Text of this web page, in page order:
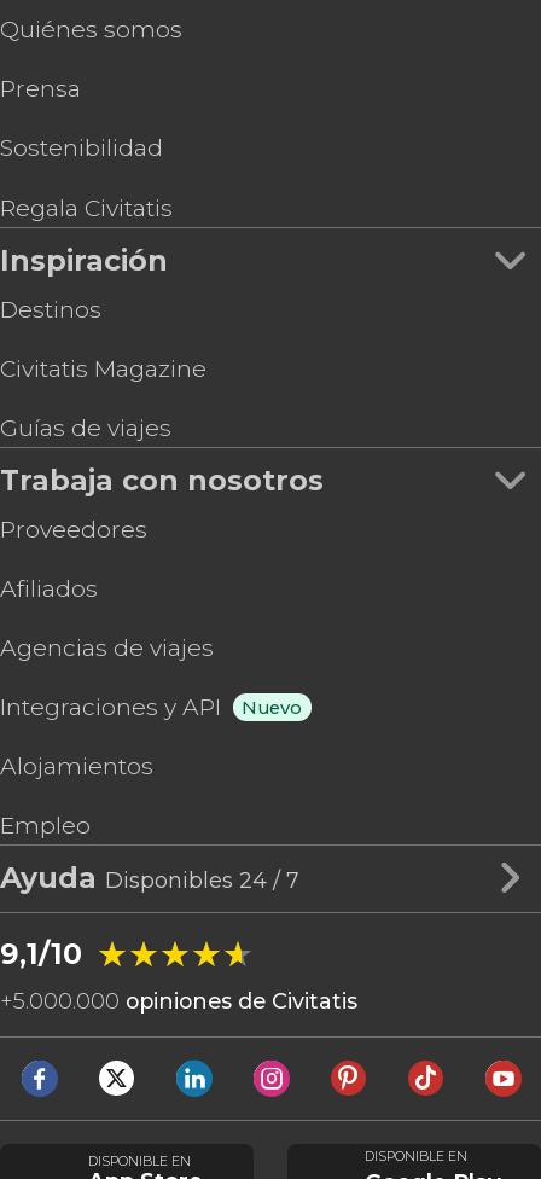
Quiénes somos
Prensa
Sostenibilidad
Regala Civitatis
Inspiración
Destinos
Civitatis Magazine
Guías de viajes
Trabaja con nosotros
Proveedores
Afiliados
Agencias de viajes
Integraciones y API Nuevo
Alojamientos
Empleo
Ayuda Disponibles 24 / 7
9,1/10 ★★★★★
★★★★★
+5.000.000 opiniones de Civitatis
DISPONIBLE EN DISPONIBLE EN